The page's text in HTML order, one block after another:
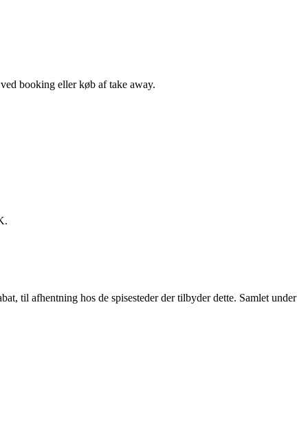
booking eller køb af take away.
til afhentning hos de spisesteder der tilbyder dette. Samlet under